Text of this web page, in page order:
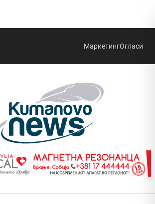
МаркетингОгласи